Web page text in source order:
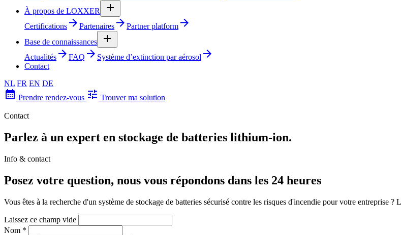
À propos de LOXXER add
Certifications arrow_forward Partenaires arrow_forward Partner platform arrow_forward
Base de connaissances add
Actualités arrow_forward FAQ arrow_forward Système d’extinction par aérosol arrow_forward
Contact
NL FR EN DE
calendar_month Prendre rendez-vous tune Trouver ma solution
Contact
Parlez à un expert en stockage de batteries lithium-ion.
Info & contact
Posez votre question, nous vous répondons dans les 24 heures
Vous êtes à la recherche d'un système de stockage de batteries sécurisé contre les risques d'incendie pour votre entreprise
Laissez ce champ vide
Nom *